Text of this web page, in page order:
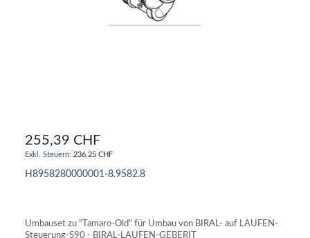
255,39 CHF
236,25 CHF
H8958280000001-8.9582.8
Umbauset zu "Tamaro-Old" für Umbau von BIRAL- auf LAUFEN-
Steuerung-S90 - BIRAL-LAUFEN-GEBERIT